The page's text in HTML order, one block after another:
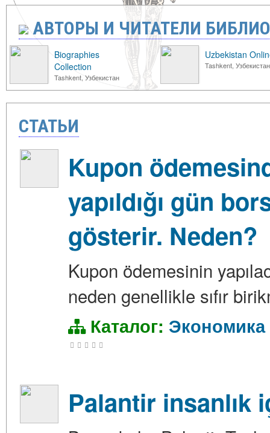
АВТОРЫ И ЧИТАТЕЛИ
Biographies
Collection
Tashkent, Узбекистан
Uzbekistan
Tashkent, Узбекистан
СТАТЬИ
Kupon
yapıldığı gün
gösterir. Neden?
Kupon ödemesinin
neden genellikle sıfır
Каталог: Экономика
Palantir insanlık